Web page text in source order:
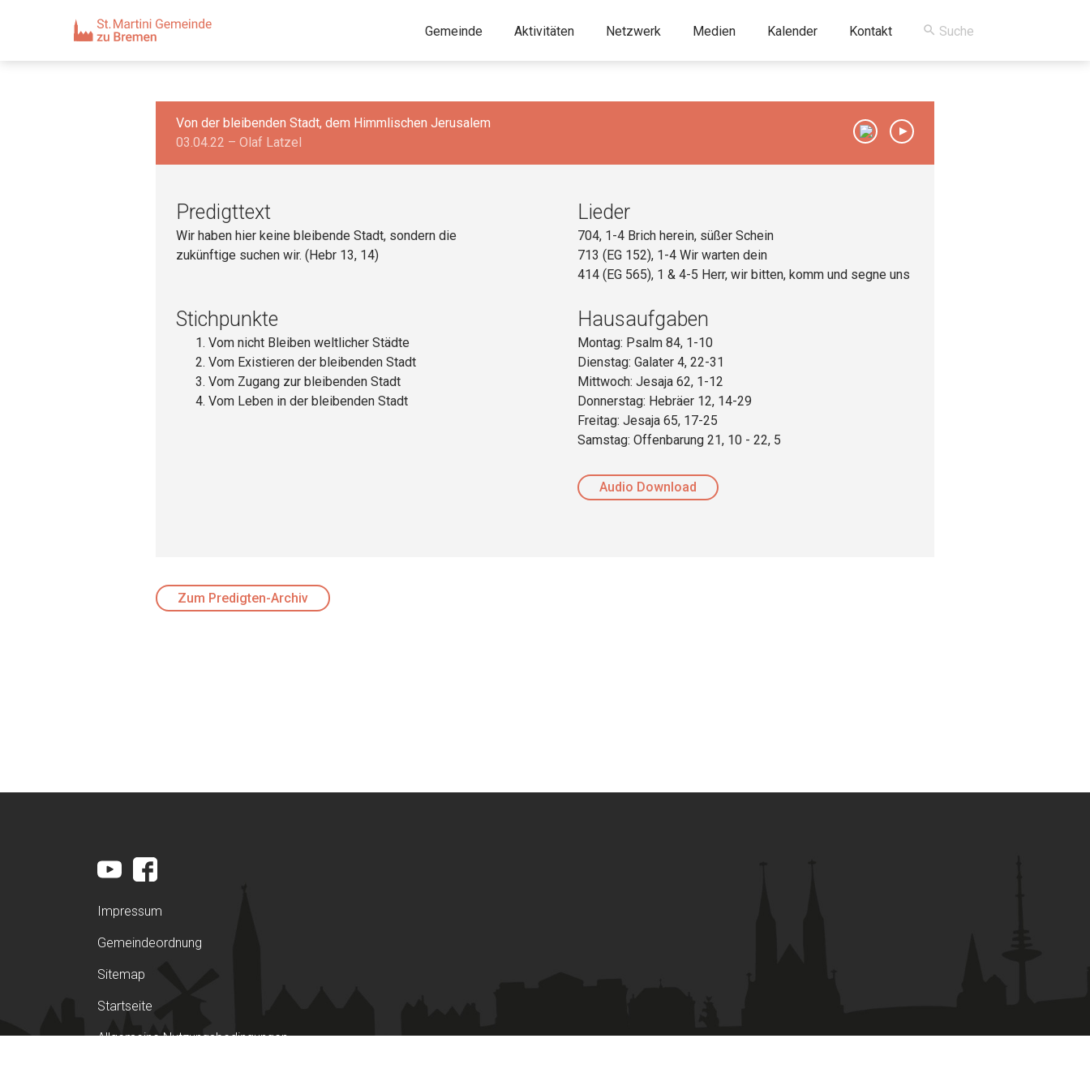
Gemeinde Aktivitäten Netzwerk Medien Kalender Kontakt
Von der bleibenden Stadt, dem Himmlischen Jerusalem
03.04.22 – Olaf Latzel
Predigttext
Wir haben hier keine bleibende Stadt, sondern die
zukünftige suchen wir. (Hebr 13, 14)
Stichpunkte
Vom nicht Bleiben weltlicher Städte
Vom Existieren der bleibenden Stadt
Vom Zugang zur bleibenden Stadt
Vom Leben in der bleibenden Stadt
Lieder
704, 1-4 Brich herein, süßer Schein
713 (EG 152), 1-4 Wir warten dein
414 (EG 565), 1 & 4-5 Herr, wir bitten, komm und segne uns
Hausaufgaben
Montag: Psalm 84, 1-10
Dienstag: Galater 4, 22-31
Mittwoch: Jesaja 62, 1-12
Donnerstag: Hebräer 12, 14-29
Freitag: Jesaja 65, 17-25
Samstag: Offenbarung 21, 10 - 22, 5
Audio Download
Zum Predigten-Archiv
Impressum
Gemeindeordnung
Sitemap
Startseite
Allgemeine Nutzungsbedingungen